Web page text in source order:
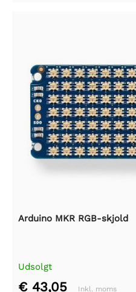
Arduino MKR RGB-skjold
Udsolgt
€ 43,05 Inkl. moms